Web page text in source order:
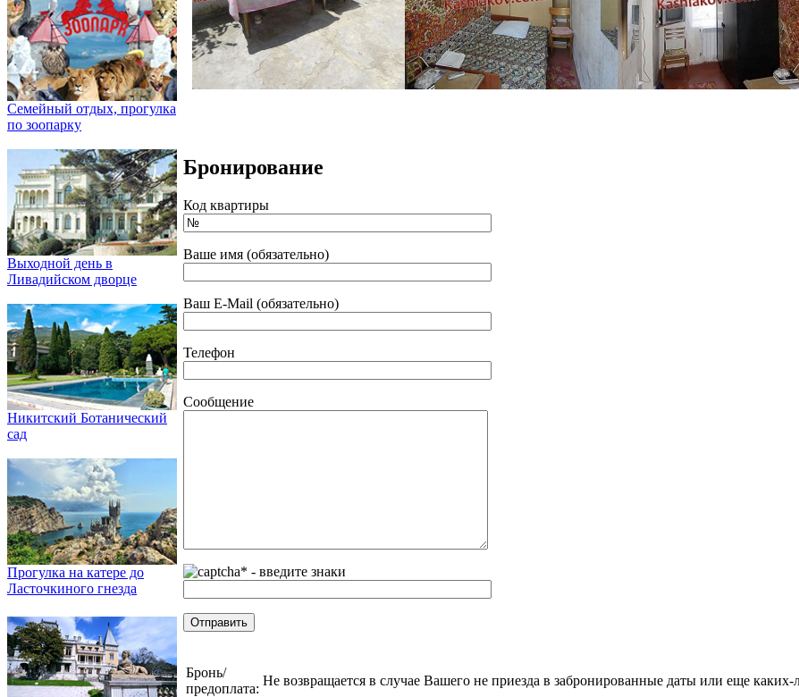
Семейный отдых, прогулка
по зоопарку
Выходной день в
Ливадийском дворце
Никитский Ботанический
сад
Прогулка на катере до
Ласточкиного гнезда
Бронирование
Код квартиры
Ваше имя (обязательно)
Ваш E-Mail (обязательно)
Телефон
Сообщение
* - введите знаки
Бронь/
предоплата:
Не возвращается в случае Вашего не приезда в забронированные даты или еще